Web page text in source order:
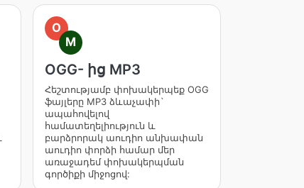
O
M
OGG- ից MP3
Հեշտությամբ փոխակերպեք OGG
ֆայլերը MP3 ձևաչափի`
ապահովելով
համատեղելիություն և
բարձրորակ աուդիո անխափան
աուդիո փորձի համար մեր
առաջադեմ փոխակերպման
գործիքի միջոցով: